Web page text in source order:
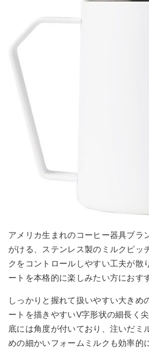
アメリカ生まれのコーヒー器具ブラ
がける、ステンレス製のミルクピッ
クをコントロールしやすい工夫が散
ートを本格的に楽しみたい方におす
しっかりと握れて扱いやすい大きめ
ートを描きやすいV字形状の細長く
底には角度が付いており、注いだミ
めの細かいフォームミルクも効率的